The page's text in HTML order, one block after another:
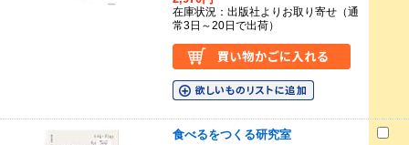
在庫状況：出版社よりお取り寄せ（通
常3日～20日で出荷）
食べるをつくる研究室